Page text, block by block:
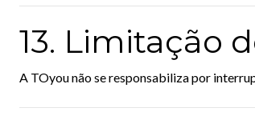
13. Limitação
A TOyou não se responsabiliza por